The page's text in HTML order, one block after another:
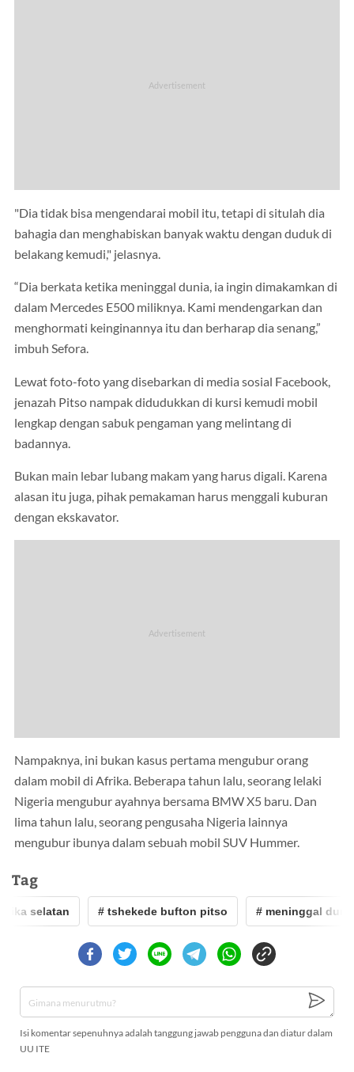
"Dia tidak bisa mengendarai mobil itu, tetapi di situlah dia
bahagia dan menghabiskan banyak waktu dengan duduk di
belakang kemudi," jelasnya.
“Dia berkata ketika meninggal dunia, ia ingin dimakamkan di
dalam Mercedes E500 miliknya. Kami mendengarkan dan
menghormati keinginannya itu dan berharap dia senang,”
imbuh Sefora.
Lewat foto-foto yang disebarkan di media sosial Facebook,
jenazah Pitso nampak didudukkan di kursi kemudi mobil
lengkap dengan sabuk pengaman yang melintang di
badannya.
Bukan main lebar lubang makam yang harus digali. Karena
alasan itu juga, pihak pemakaman harus menggali kuburan
dengan ekskavator.
Nampaknya, ini bukan kasus pertama mengubur orang
dalam mobil di Afrika. Beberapa tahun lalu, seorang lelaki
Nigeria mengubur ayahnya bersama BMW X5 baru. Dan
lima tahun lalu, seorang pengusaha Nigeria lainnya
mengubur ibunya dalam sebuah mobil SUV Hummer.
Tag
selatan # tshekede bufton pitso # meninggal dunia
Isi komentar sepenuhnya adalah tanggung jawab pengguna dan diatur dalam
UU ITE